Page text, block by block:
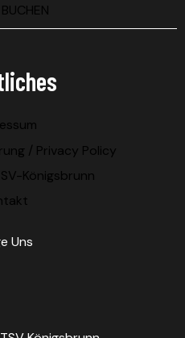
/ Privacy Policy
Königsbrunn
Uns